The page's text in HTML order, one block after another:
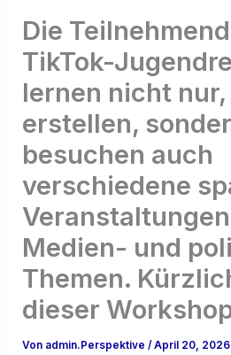
Die
TikTok-
lernen nicht
erstellen,
besuchen auch
verschiedene
Medien- und
Themen.
dieser
Von admin.Perspektive/April 20, 2026